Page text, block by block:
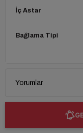
İç Astar
Bağlama Tipi
Yorumlar